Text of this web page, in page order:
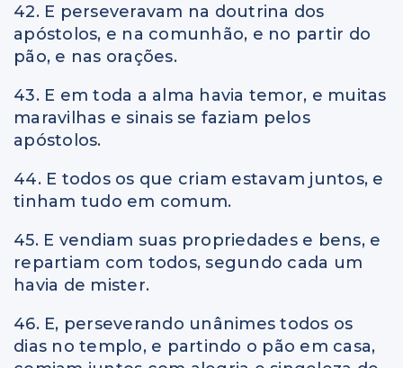
42. E perseveravam na doutrina dos
apóstolos, e na comunhão, e no partir do
pão, e nas orações.
43. E em toda a alma havia temor, e muitas
maravilhas e sinais se faziam pelos
apóstolos.
44. E todos os que criam estavam juntos, e
tinham tudo em comum.
45. E vendiam suas propriedades e bens, e
repartiam com todos, segundo cada um
havia de mister.
46. E, perseverando unânimes todos os
dias no templo, e partindo o pão em casa,